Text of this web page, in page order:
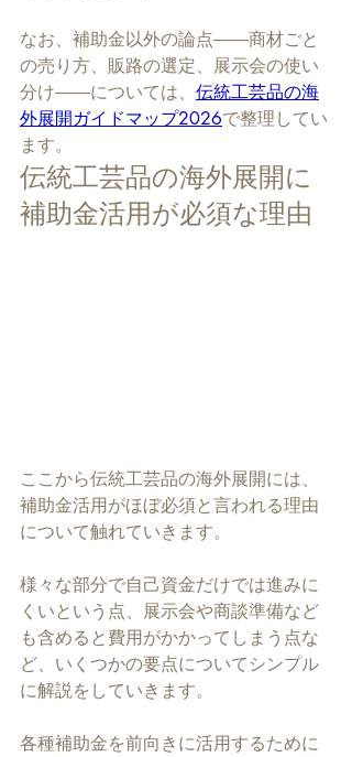
なお、補助金以外の論点――商材ごと
の売り方、販路の選定、展示会の使い
分け――については、 伝統工芸品の海
外展開ガイドマップ2026で整理してい
ます。
伝統工芸品の海外展開に
補助金活用が必須な理由
ここから伝統工芸品の海外展開には、
補助金活用がほぼ必須と言われる理由
について触れていきます。
様々な部分で自己資金だけでは進みに
くいという点、展示会や商談準備など
も含めると費用がかかってしまう点な
ど、いくつかの要点についてシンプル
に解説をしていきます。
各種補助金を前向きに活用するために